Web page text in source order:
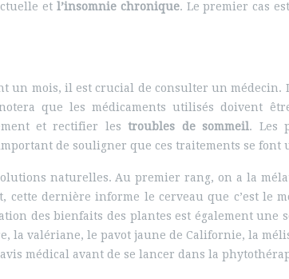
et l’insomnie chronique. Le premier cas
mois, il est crucial de consulter un médecin.
que les médicaments utilisés doivent
et rectifier lestroubles de sommeil. Les
de souligner que ces traitements se font
naturelles. Au premier rang, on a la
dernière informe le cerveau que c’est le
des bienfaits des plantes est également
la valériane, le pavot jaune de Californie, la
médical avant de se lancer dans la